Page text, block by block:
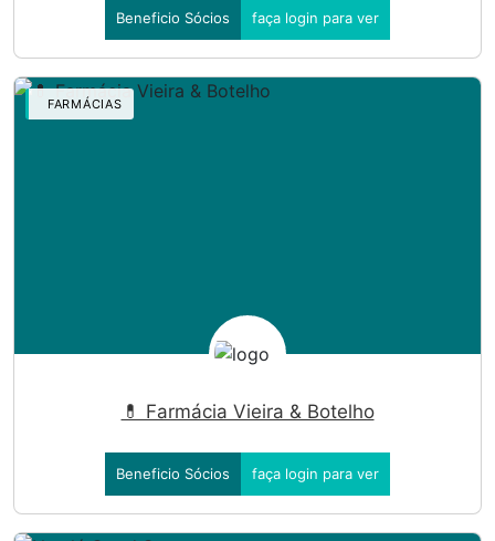
Beneficio Sócios faça login para ver
FARMÁCIAS
💊 Farmácia Vieira & Botelho
Beneficio Sócios faça login para ver